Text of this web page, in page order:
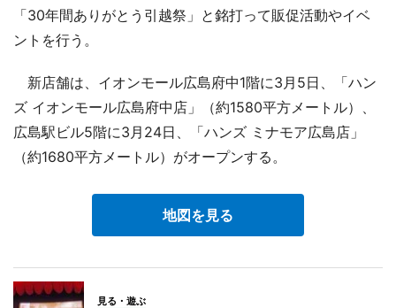
「30年間ありがとう引越祭」と銘打って販促活動やイベ
ントを行う。
新店舗は、イオンモール広島府中1階に3月5日、「ハン
ズ イオンモール広島府中店」（約1580平方メートル）、
広島駅ビル5階に3月24日、「ハンズ ミナモア広島店」
（約1680平方メートル）がオープンする。
地図を見る
見る・遊ぶ